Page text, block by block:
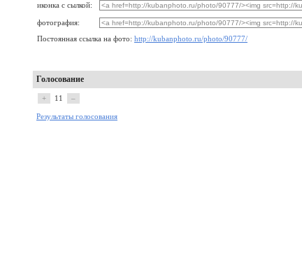
иконка с сылкой:
фотография:
Постоянная ссылка на фото: http://kubanphoto.ru/photo/90777/
Голосование
+ 11 –
Результаты голосования